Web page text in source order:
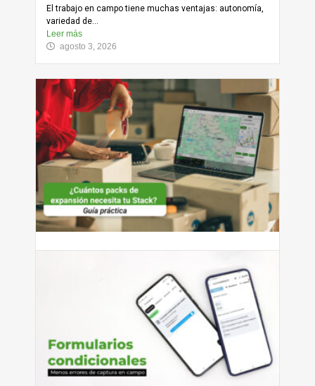
El trabajo en campo tiene muchas ventajas: autonomía,
variedad de...
Leer más
agosto 3, 2026
necesita tu Stack?
¿Cuántos packs de expansión necesita tu Stack? Guía